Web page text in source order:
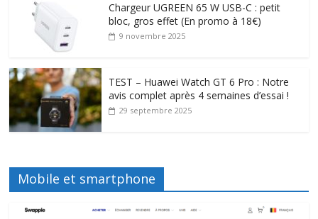
Chargeur UGREEN 65 W USB-C : petit
bloc, gros effet (En promo à 18€)
9 novembre 2025
TEST – Huawei Watch GT 6 Pro : Notre
avis complet après 4 semaines d’essai !
29 septembre 2025
Mobile et smartphone